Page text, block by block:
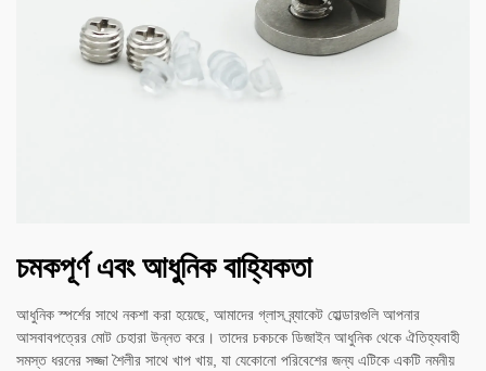
চমকপূর্ণ এবং আধুনিক বাহ্যিকতা
আধুনিক স্পর্শের সাথে নকশা করা হয়েছে, আমাদের গ্লাস ব্র্যাকেট হোল্ডারগুলি আপনার
আসবাবপত্রের মোট চেহারা উন্নত করে। তাদের চকচকে ডিজাইন আধুনিক থেকে ঐতিহ্যবাহী
সমস্ত ধরনের সজ্জা শৈলীর সাথে খাপ খায়, যা যেকোনো পরিবেশের জন্য এটিকে একটি নমনীয়